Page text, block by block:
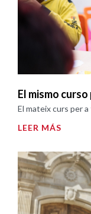
El mismo
El mateix curs per
LEER MÁS